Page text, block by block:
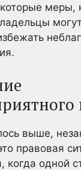
меры,
выше,
правовая
когда одной